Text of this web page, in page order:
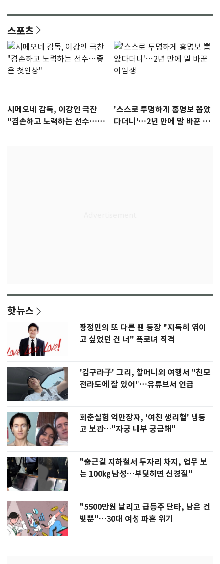
스포츠
시메오네 감독, 이강인 극찬
"겸손하고 노력하는 선수…좋
'스스로 투명하게 홍명보 뽑았
다더니'…2년 만에 말 바꾼 이
핫뉴스
황정민의 또 다른 팬 등장 "지독히 엮이
고 싶었던 건 너" 폭로녀 직격
'김구라子' 그리, 할머니외 여행서 "친모
전라도에 잘 있어"…유튜브서 언급
회춘실험 억만장자, '여친 생리혈' 냉동
고 보관…"자궁 내부 궁금해"
"출근길 지하철서 두자리 차지, 업무 보
는 100㎏ 남성…부딪히면 신경질"
"5500만원 날리고 급등주 단타, 남은 건
빚뿐"…30대 여성 파혼 위기